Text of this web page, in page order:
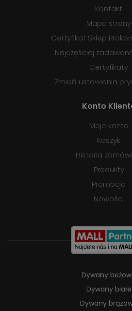
Kontakt
Mapa strony
Certyfikat Sklep
Najczęściej
Certyfikaty
Zmień ustawienia
Konto
Moje konto
Koszyk
Historia
Produkty
Promocja
Nowości
Dywany
Dywany białe
Dywany